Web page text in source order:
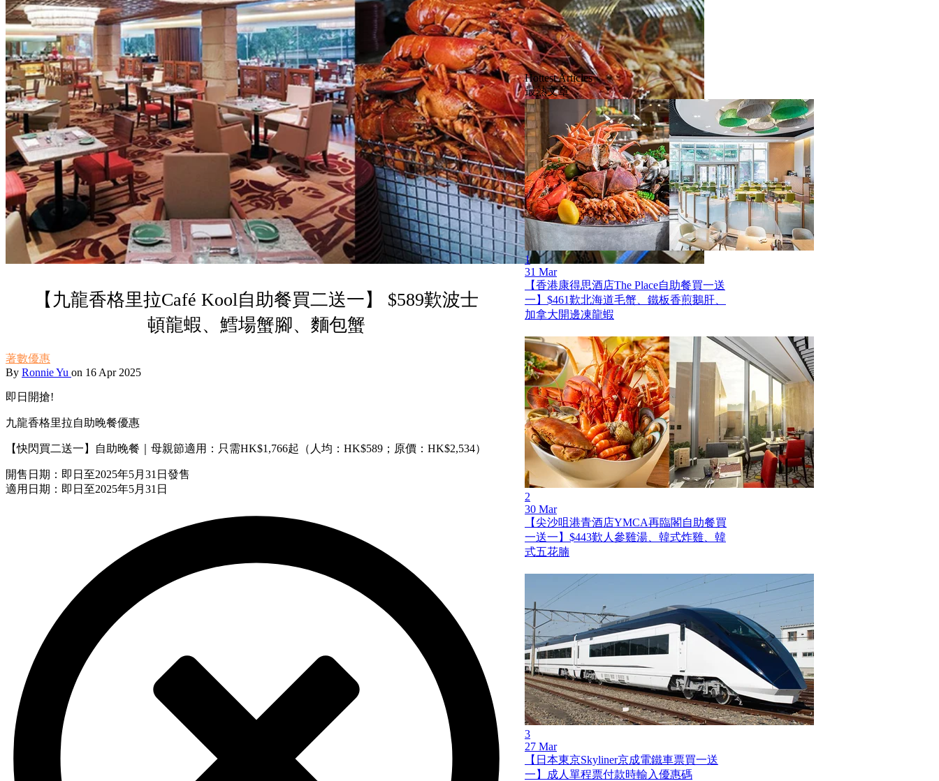
【九龍香格里拉Café Kool自助餐買二送一】 $589歎波士
頓龍蝦、鱈場蟹腳、麵包蟹
著數優惠
By Ronnie Yu on 16 Apr 2025
即日開搶!
九龍香格里拉自助晚餐優惠
【快閃買二送一】自助晚餐｜母親節適用：只需HK$1,766起（人均：HK$589；原價：HK$2,534）
開售日期：即日至2025年5月31日發售
適用日期：即日至2025年5月31日
Hottest Articles
最熱文章
1
31 Mar
【香港康得思酒店The Place自助餐買一送
一】$461歎北海道毛蟹、鐵板香煎鵝肝、
加拿大開邊凍龍蝦
2
30 Mar
【尖沙咀港青酒店YMCA再臨閣自助餐買
一送一】$443歎人參雞湯、韓式炸雞、韓
式五花腩
3
27 Mar
【日本東京Skyliner京成電鐵車票買一送
一】成人單程票付款時輸入優惠碼